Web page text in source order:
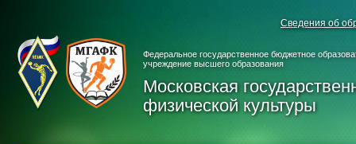
Сведения об
Федеральное государственное бюджетное
учреждение высшего образования
Московская
физической культуры